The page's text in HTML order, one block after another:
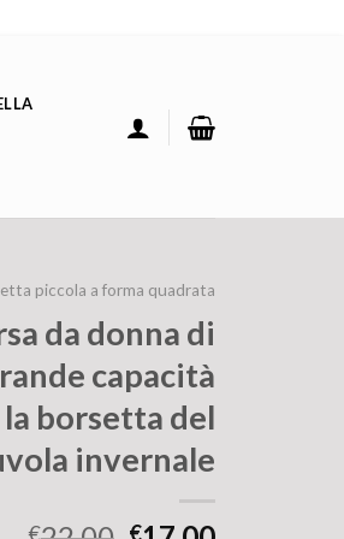
piccola a forma quadrata
da donna di
capacità
borsetta del
invernale
€ €